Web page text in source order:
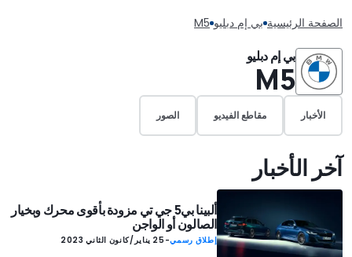
الصفحة الرئيسية بي إم دبليو M5
بي إم دبليو
M5
الأخبار مقاطع الفيديو الصور
آخر الأخبار
ألبينا بي5 جي تي مزودة بأقوى محرك وبخيار
الصالون أو الواجن
إطلاق رسمي- 25 يناير/كانون الثاني 2023